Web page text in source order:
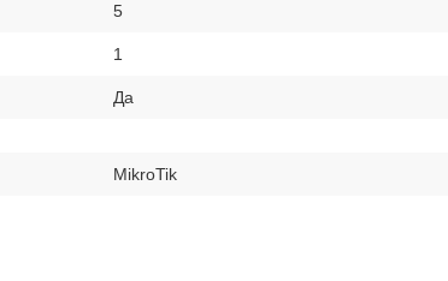
5
1
Да
MikroTik